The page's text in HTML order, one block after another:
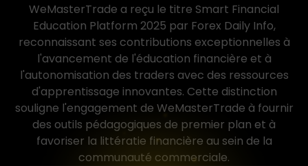
WeMasterTrade a reçu le titre Smart Financial
Education Platform 2025 par Forex Daily Info,
reconnaissant ses contributions exceptionnelles à
l'avancement de l'éducation financière et à
l'autonomisation des traders avec des ressources
d'apprentissage innovantes. Cette distinction
souligne l'engagement de WeMasterTrade à fournir
des outils pédagogiques de premier plan et à
favoriser la littératie financière au sein de la
communauté commerciale.